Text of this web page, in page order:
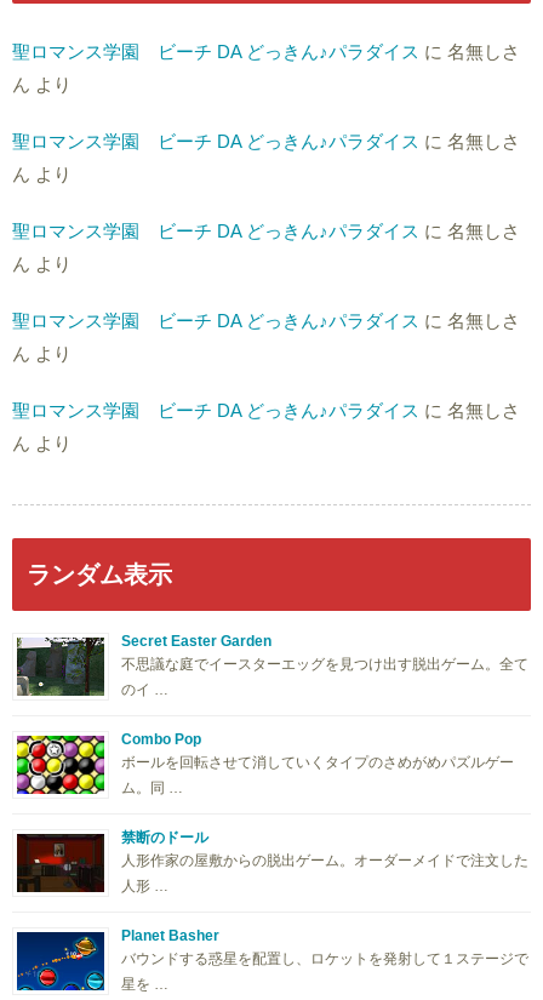
聖ロマンス学園 ビーチ DA どっきん♪パラダイス に 名無しさ
ん より
聖ロマンス学園 ビーチ DA どっきん♪パラダイス に 名無しさ
ん より
聖ロマンス学園 ビーチ DA どっきん♪パラダイス に 名無しさ
ん より
聖ロマンス学園 ビーチ DA どっきん♪パラダイス に 名無しさ
ん より
聖ロマンス学園 ビーチ DA どっきん♪パラダイス に 名無しさ
ん より
ランダム表示
Secret Easter Garden
不思議な庭でイースターエッグを見つけ出す脱出ゲーム。全て
のイ …
Combo Pop
ボールを回転させて消していくタイプのさめがめパズルゲー
ム。同 …
禁断のドール
人形作家の屋敷からの脱出ゲーム。オーダーメイドで注文した
人形 …
Planet Basher
バウンドする惑星を配置し、ロケットを発射して１ステージで
星を …